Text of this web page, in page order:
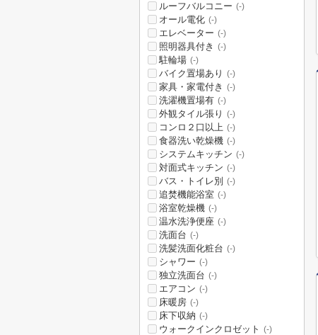
ルーフバルコニー (-)
オール電化 (-)
エレベーター (-)
照明器具付き (-)
駐輪場 (-)
バイク置場あり (-)
家具・家電付き (-)
洗濯機置場有 (-)
外観タイル張り (-)
コンロ２口以上 (-)
食器洗い乾燥機 (-)
システムキッチン (-)
対面式キッチン (-)
バス・トイレ別 (-)
追焚機能浴室 (-)
浴室乾燥機 (-)
温水洗浄便座 (-)
洗面台 (-)
洗髪洗面化粧台 (-)
シャワー (-)
独立洗面台 (-)
エアコン (-)
床暖房 (-)
床下収納 (-)
ウォークインクロゼット (-)